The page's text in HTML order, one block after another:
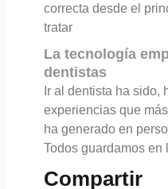
correcta desde el
tratar
La tecnología
dentistas
Ir al dentista ha sido,
experiencias que
ha generado en
Todos guardamos en
Compartir